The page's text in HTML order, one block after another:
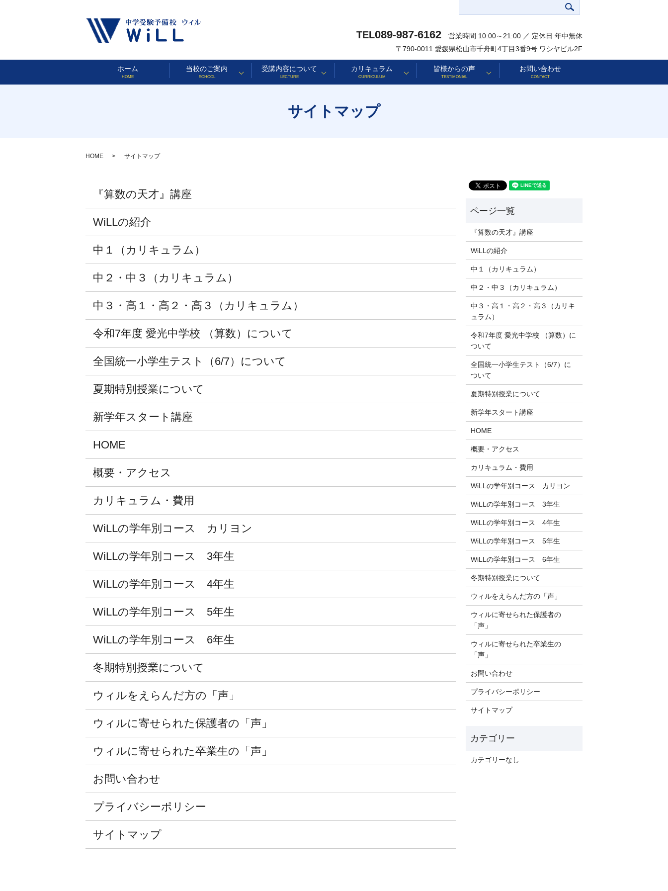
TEL089-987-6162
営業時間 10:00～21:00 ／ 定休日 年中無休
〒790-0011 愛媛県松山市千舟町4丁目3番9号 ワシヤビル2F
ホーム
HOME
当校のご案内
SCHOOL
受講内容について
LECTURE
カリキュラム
CURRICULUM
皆様からの声
TESTIMONIAL
お問い合わせ
CONTACT
サイトマップ
HOME サイトマップ
『算数の天才』講座
WiLLの紹介
中１（カリキュラム）
中２・中３（カリキュラム）
中３・高１・高２・高３（カリキュラム）
令和7年度 愛光中学校 （算数）について
全国統一小学生テスト（6/7）について
夏期特別授業について
新学年スタート講座
HOME
概要・アクセス
カリキュラム・費用
WiLLの学年別コース カリヨン
WiLLの学年別コース 3年生
WiLLの学年別コース 4年生
WiLLの学年別コース 5年生
WiLLの学年別コース 6年生
冬期特別授業について
ウィルをえらんだ方の「声」
ウィルに寄せられた保護者の「声」
ウィルに寄せられた卒業生の「声」
お問い合わせ
プライバシーポリシー
サイトマップ
『算数の天才』講座
WiLLの紹介
中１（カリキュラム）
中２・中３（カリキュラム）
中３・高１・高２・高３（カリキ
ュラム）
令和7年度 愛光中学校 （算数）に
ついて
全国統一小学生テスト（6/7）に
ついて
夏期特別授業について
新学年スタート講座
HOME
概要・アクセス
カリキュラム・費用
WiLLの学年別コース カリヨン
WiLLの学年別コース 3年生
WiLLの学年別コース 4年生
WiLLの学年別コース 5年生
WiLLの学年別コース 6年生
冬期特別授業について
ウィルをえらんだ方の「声」
ウィルに寄せられた保護者の
「声」
ウィルに寄せられた卒業生の
「声」
お問い合わせ
プライバシーポリシー
サイトマップ
カテゴリーなし